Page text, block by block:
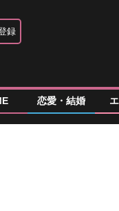
録
恋愛・結婚